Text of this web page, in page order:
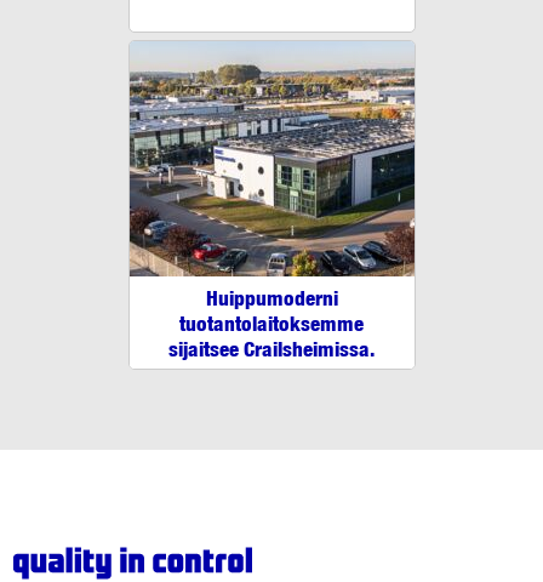
Huippumoderni
tuotantolaitoksemme
sijaitsee Crailsheimissa.